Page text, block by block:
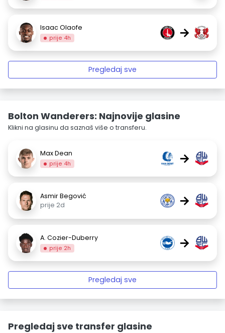
Isaac Olaofe
prije 4h →
Pregledaj sve
Bolton Wanderers: Najnovije glasine
Klikni na glasinu da saznaš više o transferu.
Max Dean
prije 4h →
Asmir Begović
prije 2d
→
A. Cozier-Duberry
prije 2h →
Pregledaj sve
Pregledaj sve transfer glasine